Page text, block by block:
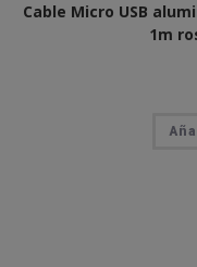
Cable Micro USB
1m